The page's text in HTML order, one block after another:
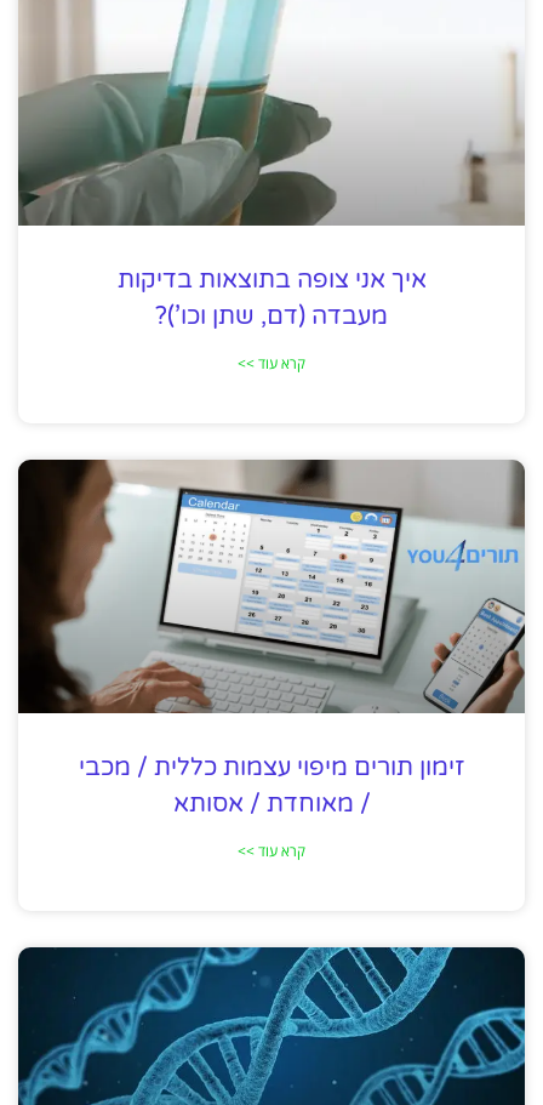
איך אני צופה בתוצאות בדיקות
מעבדה (דם, שתן וכו’)?
קרא עוד >>
זימון תורים מיפוי עצמות כללית / מכבי
/ מאוחדת / אסותא
קרא עוד >>